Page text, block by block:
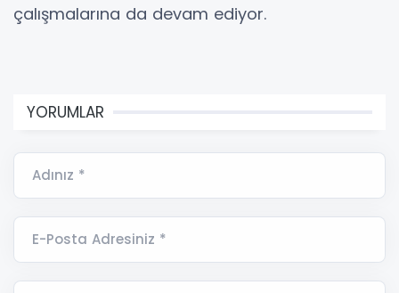
çalışmalarına da devam ediyor.
YORUMLAR
Adınız *
E-Posta Adresiniz *